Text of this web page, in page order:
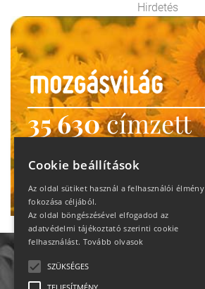
Hirdetés
35 630címzett
heti motiváció
Ne maradj le!
Cookie beállítások
Az oldal sütiket használ a felhasználói élmény
fokozása céljából.
Az oldal böngészésével elfogadod az
adatvédelmi tájékoztató szerinti cookie
felhasználást. Tovább olvasok
SZÜKSÉGES